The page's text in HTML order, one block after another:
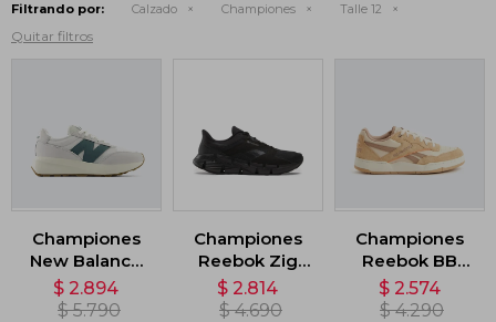
Filtrando por: Calzado Championes Talle 12
Quitar filtros
Championes
New Balance
370 - Blanco
$ 2.894
$ 5.790
Championes
Reebok Zig
Dynamica 5 -
Negro
$ 2.814
$ 4.690
Championes
Reebok BB
4000 II -
Marrón
$ 2.574
$ 4.290